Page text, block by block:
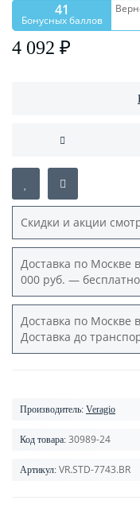
41
Бонусных баллов
4 092 ₽
Скидки и акции
Доставка по
000 руб. —
Доставка по Москве
Доставка до
Производитель: Veragio
Код товара: 30989-24
Артикул: VR.STD-7743.BR